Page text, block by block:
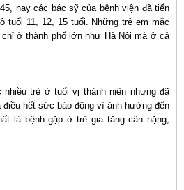
nay các bác sỹ của bệnh viện đã tiến
tuổi 11, 12, 15 tuổi. Những trẻ em mắc
ở thành phố lớn như Hà Nội mà ở cả
trẻ ở tuổi vị thành niên nhưng đã
hết sức báo động vì ảnh hưởng đến
là bệnh gặp ở trẻ gia tăng cân nặng,